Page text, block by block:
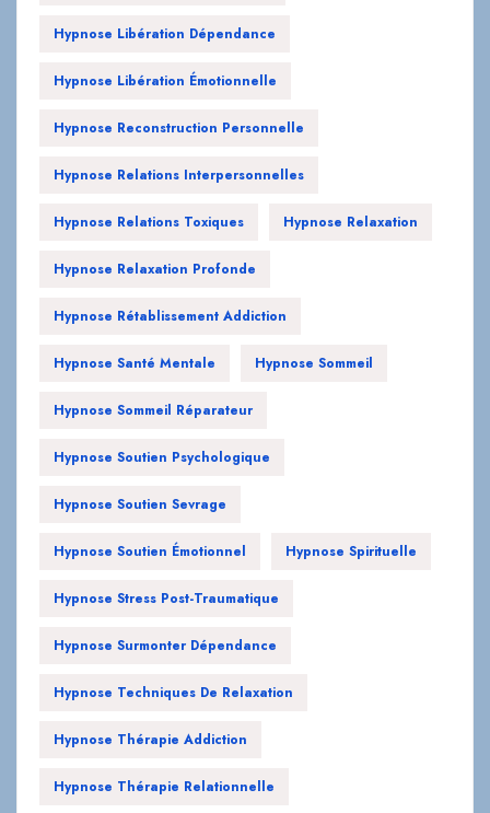
Hypnose Libération Dépendance
Hypnose Libération Émotionnelle
Hypnose Reconstruction Personnelle
Hypnose Relations Interpersonnelles
Hypnose Relations Toxiques Hypnose Relaxation
Hypnose Relaxation Profonde
Hypnose Rétablissement Addiction
Hypnose Santé Mentale Hypnose Sommeil
Hypnose Sommeil Réparateur
Hypnose Soutien Psychologique
Hypnose Soutien Sevrage
Hypnose Soutien Émotionnel Hypnose Spirituelle
Hypnose Stress Post-Traumatique
Hypnose Surmonter Dépendance
Hypnose Techniques De Relaxation
Hypnose Thérapie Addiction
Hypnose Thérapie Relationnelle